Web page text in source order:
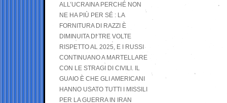
ALL’UCRAINA PERCHÉ NON
NE HA PIÙ PER SÉ : LA
FORNITURA DI RAZZI È
DIMINUITA DI TRE VOLTE
RISPETTO AL 2025, E I RUSSI
CONTINUANO A MARTELLARE
CON LE STRAGI DI CIVILI. IL
GUAIO È CHE GLI AMERICANI
HANNO USATO TUTTI I MISSILI
PER LA GUERRA IN IRAN